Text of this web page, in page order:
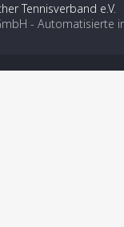
Tennisverband e.V.
- Automatisierte